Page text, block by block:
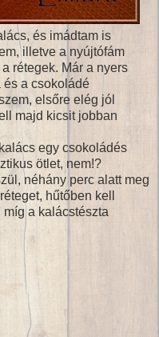
és imádtam is
illetve a nyújtófám
rétegek. Már a nyers
és a csokoládé
elsőre elég jól
majd kicsit jobban
egy csokoládés
ötlet, nem!?
néhány perc alatt meg
hűtőben kell
a kalácstészta